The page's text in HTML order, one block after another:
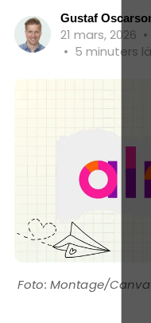
Gustaf
21 mars, 2026 •
• 5 minuters
Montage/Canva